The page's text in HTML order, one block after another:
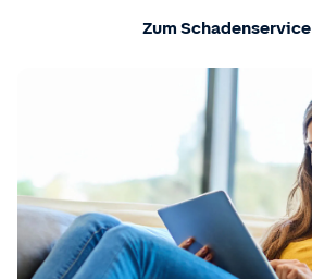
Zum Schadenservice